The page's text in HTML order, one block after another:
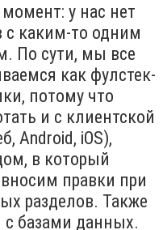
у нас нет
с каким-то одним
По сути, мы все
как фулстек-
потому что
и с клиентской
Android, iOS),
в который
правки при
разделов. Также
с базами данных.